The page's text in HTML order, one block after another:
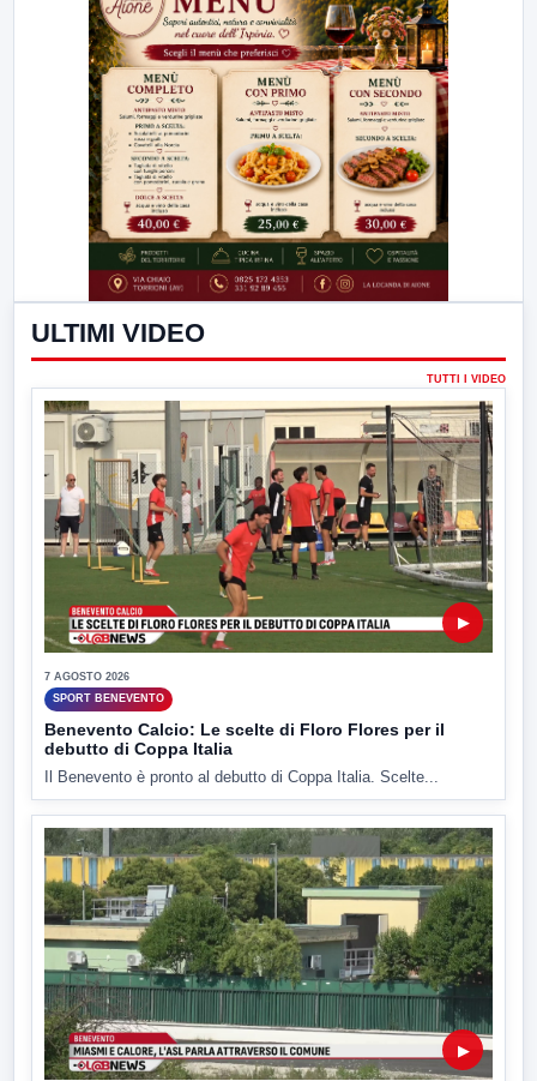
ULTIMI VIDEO
TUTTI I VIDEO
▶
7 AGOSTO 2026
SPORT BENEVENTO
Benevento Calcio: Le scelte di Floro Flores per il
debutto di Coppa Italia
Il Benevento è pronto al debutto di Coppa Italia. Scelte...
▶